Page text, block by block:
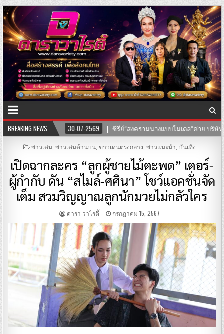
BREAKING NEWS
ล”ค่าย บริษัทแสงตะวันฟิล์ม” นำทีมโดยตัวแม่ “อุ๊บ วิริยะ” ไชยภัทร กำกับการแส
POSTED
ข่าวเด่น, ข่าวเด่นด้านบน, ข่าวเด่นตรงกลาง ข่าวแนะนำ บันเทิง
เปิดฉากละคร “ลูกผู้ชายไม้ตะพด” เตอร์-
ผู้กำกับ ดัน “สไมล์-ศศินา” โชว์แอคชั่นจัด
เต็ม สวมวิญญาณลูกนักมวยไม่กลัวใคร
ดารา วาไรตี้ กรกฎาคม 15, 2567